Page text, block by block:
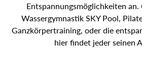
eine abwechslungsreiche Palette
Entspannungsmöglichkeiten
Wassergymnastik SKY Pool,
Ganzkörpertraining, oder die